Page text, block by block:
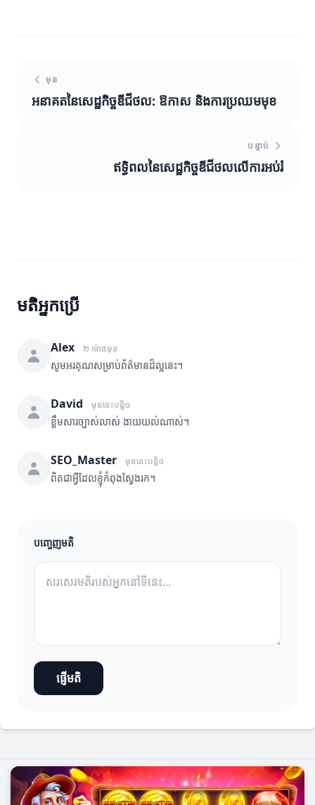
មុន
អនាគតនៃសេដ្ឋកិច្ចឌីជីថល: ឱកាស និងការប្រឈមមុខ
បន្ទាប់
ឥទ្ធិពលនៃសេដ្ឋកិច្ចឌីជីថលលើការអប់រំ
មតិអ្នកប្រើ
Alex ២ ម៉ោងមុន
សូមអរគុណសម្រាប់ព័ត៌មានដ៏ល្អនេះ។
David មុននេះបន្តិច
ខ្លឹមសារច្បាស់លាស់ ងាយយល់ណាស់។
SEO_Master មុននេះបន្តិច
ពិតជាអ្វីដែលខ្ញុំកំពុងស្វែងរក។
បញ្ចេញមតិ
ផ្ញើមតិ